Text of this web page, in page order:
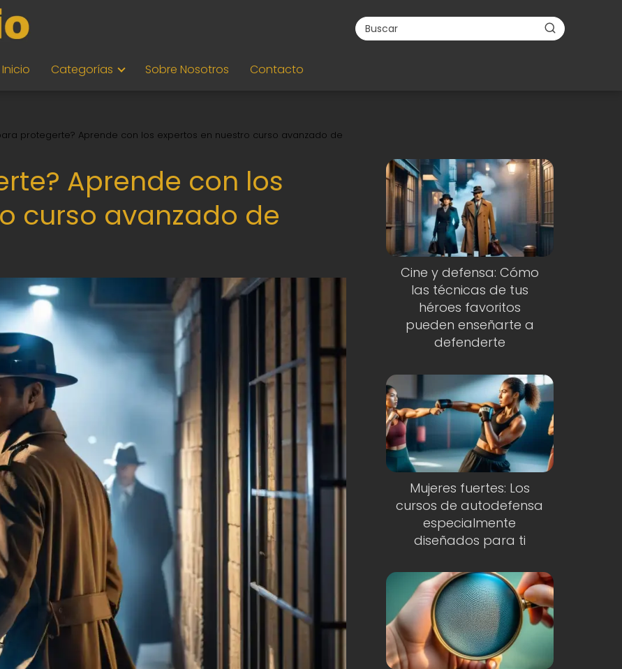
Inicio Categorías Sobre Nosotros Contacto
protegerte? Aprende con los expertos en nuestro curso avanzado de
Aprende con los
curso avanzado de
Cine y defensa: Cómo
las técnicas de tus
héroes favoritos
pueden enseñarte a
defenderte
Mujeres fuertes: Los
cursos de autodefensa
especialmente
diseñados para ti